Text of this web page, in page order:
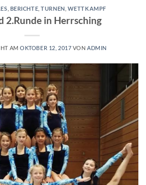
BERICHTE ,TURNEN WETTKAMPF
2.Runde in Herrsching
AMOKTOBER 12, 2017 VONADMIN